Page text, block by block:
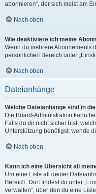
abonnieren“, der sich meist am
Nach oben
Wie deaktiviere ich meine
Wenn du mehrere Abonnements
persönlichen Bereich unter
Nach oben
Dateianhänge
Welche Dateianhänge sind in
Die Board-Administration kann
Falls du dir nicht sicher bist,
Unterstützung benötigst, wende
Nach oben
Kann ich eine Übersicht all
Um eine Liste all deiner
Bereich. Dort findest du unter
verwalten“, über den du eine